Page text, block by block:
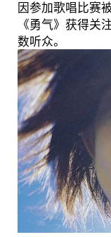
因参加歌唱比赛
《勇气》获得关
数听众。